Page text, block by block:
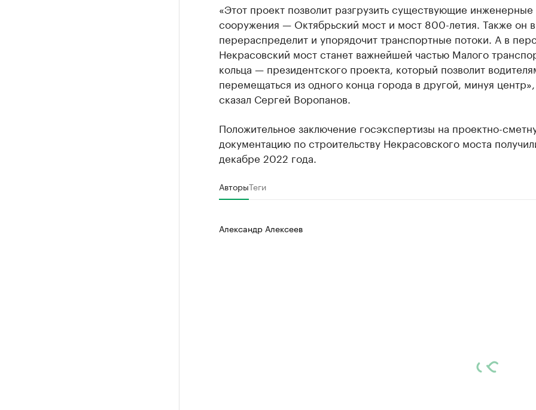
«Этот проект позволит разгрузить существующие инженерные
сооружения — Октябрьский мост и мост 800-летия. Также он
перераспределит и упорядочит транспортные потоки. А в
Некрасовский мост станет важнейшей частью Малого
кольца — президентского проекта, который позволит
перемещаться из одного конца города в другой, минуя
сказал Сергей Воропанов.
Положительное заключение госэкспертизы на проектно-
документацию по строительству Некрасовского моста
декабре 2022 года.
АвторыТеги
Александр Алексеев